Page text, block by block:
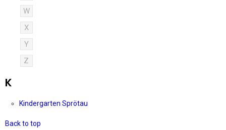
W
X
Y
Z
K
Kindergarten Sprötau
Back to top